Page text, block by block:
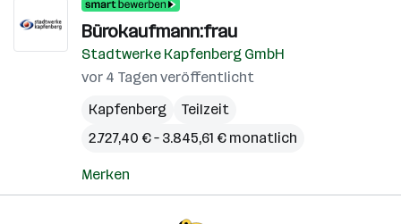
Bürokaufmann:frau
Stadtwerke Kapfenberg GmbH
vor 4 Tagen veröffentlicht
Kapfenberg
Teilzeit
2.727,40 € – 3.845,61 € monatlich
Merken